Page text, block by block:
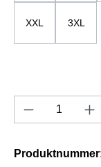
XXL 3XL
Produkt